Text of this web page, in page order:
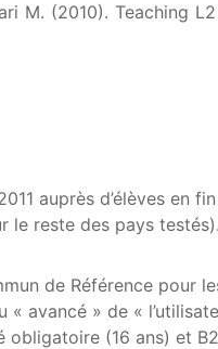
M. (2010). Teaching
auprès d’élèves
le reste des pays
de Référence pour
« avancé » de «
(16 ans) et